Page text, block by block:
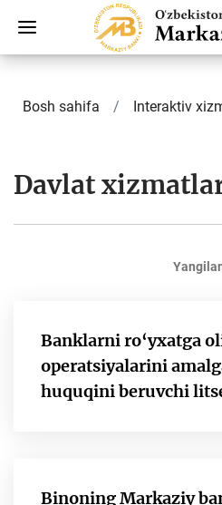
Bosh sahifa Interaktiv
Davlat
Banklarni ro‘yxatga
operatsiyalarini
huquqini beruvchi
Binoning Markaziy